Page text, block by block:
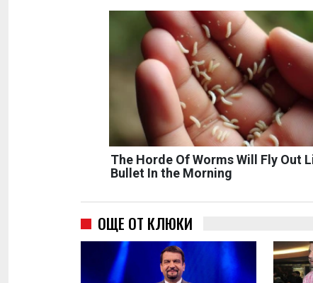
The Horde Of Worms Will Fly Out
Bullet In the Morning
ОЩЕ ОТ КЛЮКИ